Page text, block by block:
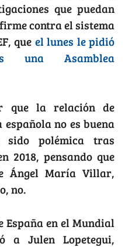
que puedan
contra el sistema
que el lunes le pidió
una Asamblea
que la relación de
no es buena
polémica tras
2018, pensando que
Ángel María Villar,
no.
España en el Mundial
a Julen Lopetegui,